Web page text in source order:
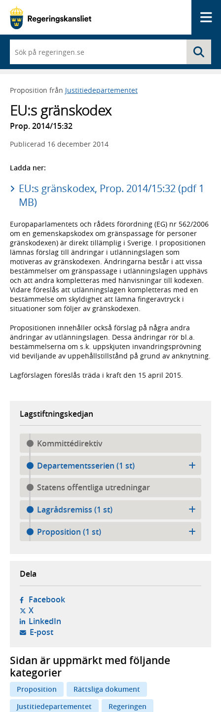
du
börjar
skriva
framträder
lista
med
sökförslag
Proposition från Justitiedepartementet
EU:s gränskodex
Prop. 2014/15:32
Publicerad 16 december 2014
Ladda ner:
EU:s gränskodex, Prop. 2014/15:32 (pdf 1
MB)
Europaparlamentets och rådets förordning (EG) nr 562/2006
om en gemenskapskodex om gränspassage för personer
gränskodexen) är direkt tillämplig i Sverige. I propositionen
lämnas förslag till ändringar i utlänningslagen som
motiveras av gränskodexen. Ändringarna består i att vissa
bestämmelser om gränspassage i utlänningslagen upphävs
och att andra kompletteras med hänvisningar till kodexen.
Vidare föreslås att utlänningslagen kompletteras med en
bestämmelse om skyldighet att lämna fingeravtryck i
situationer som följer av gränskodexen.
Propositionen innehåller också förslag på några andra
ändringar av utlänningslagen. Dessa ändringar rör bl.a.
bestämmelserna om s.k. uppskjuten invandringsprövning
vid beviljande av uppehållstillstånd på grund av anknytning.
Lagförslagen föreslås träda i kraft den 15 april 2015.
Lagstiftningskedjan
Kommittédirektiv
Departementsserien (1 st)
Statens offentliga utredningar
Lagrådsremiss (1 st)
Proposition (1 st)
Dela
Facebook- öppnas i ny flik, extern webbplats,
X- öppnas i ny flik, extern webbplats,
LinkedIn- öppnas i ny flik, extern webbplats,
E-post- öppnar din e-postklient,
Sidan är uppmärkt med följande
kategorier
Proposition
Rättsliga dokument
Justitiedepartementet
Regeringen